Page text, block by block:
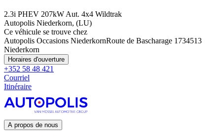
2.3i PHEV 207kW Aut. 4x4 Wildtrak
Autopolis Niederkorn, (LU)
Ce véhicule se trouve chez
Autopolis Occasions NiederkornRoute de Bascharage 1734513
Niederkorn
Horaires d'ouverture
+352 58 48 421
Courriel
Itinéraire
A propos de nous